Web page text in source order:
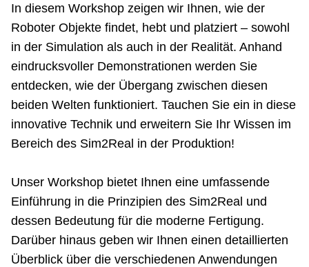
In diesem Workshop zeigen wir Ihnen, wie der
Roboter Objekte findet, hebt und platziert – sowohl
in der Simulation als auch in der Realität. Anhand
eindrucksvoller Demonstrationen werden Sie
entdecken, wie der Übergang zwischen diesen
beiden Welten funktioniert. Tauchen Sie ein in diese
innovative Technik und erweitern Sie Ihr Wissen im
Bereich des Sim2Real in der Produktion!
Unser Workshop bietet Ihnen eine umfassende
Einführung in die Prinzipien des Sim2Real und
dessen Bedeutung für die moderne Fertigung.
Darüber hinaus geben wir Ihnen einen detaillierten
Überblick über die verschiedenen Anwendungen